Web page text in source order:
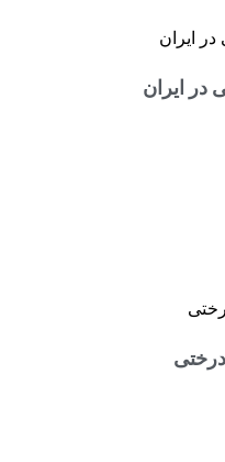
در ایران